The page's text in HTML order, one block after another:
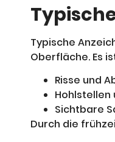
Typische
Oberfläche. Es
Risse und
Hohlstellen
Sichtbare
Durch die